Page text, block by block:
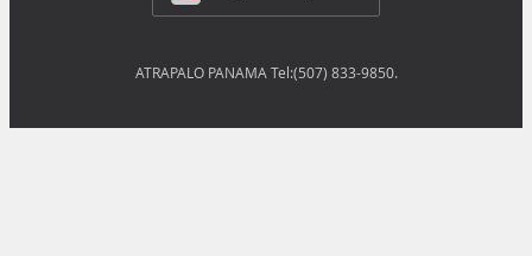
ATRAPALO PANAMA Tel:(507) 833-9850.